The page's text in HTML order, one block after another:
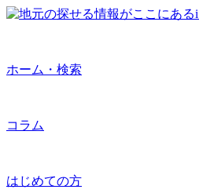
ホーム・検索
コラム
はじめての方